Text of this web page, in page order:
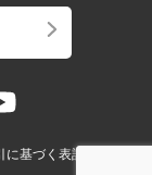
基づく表記